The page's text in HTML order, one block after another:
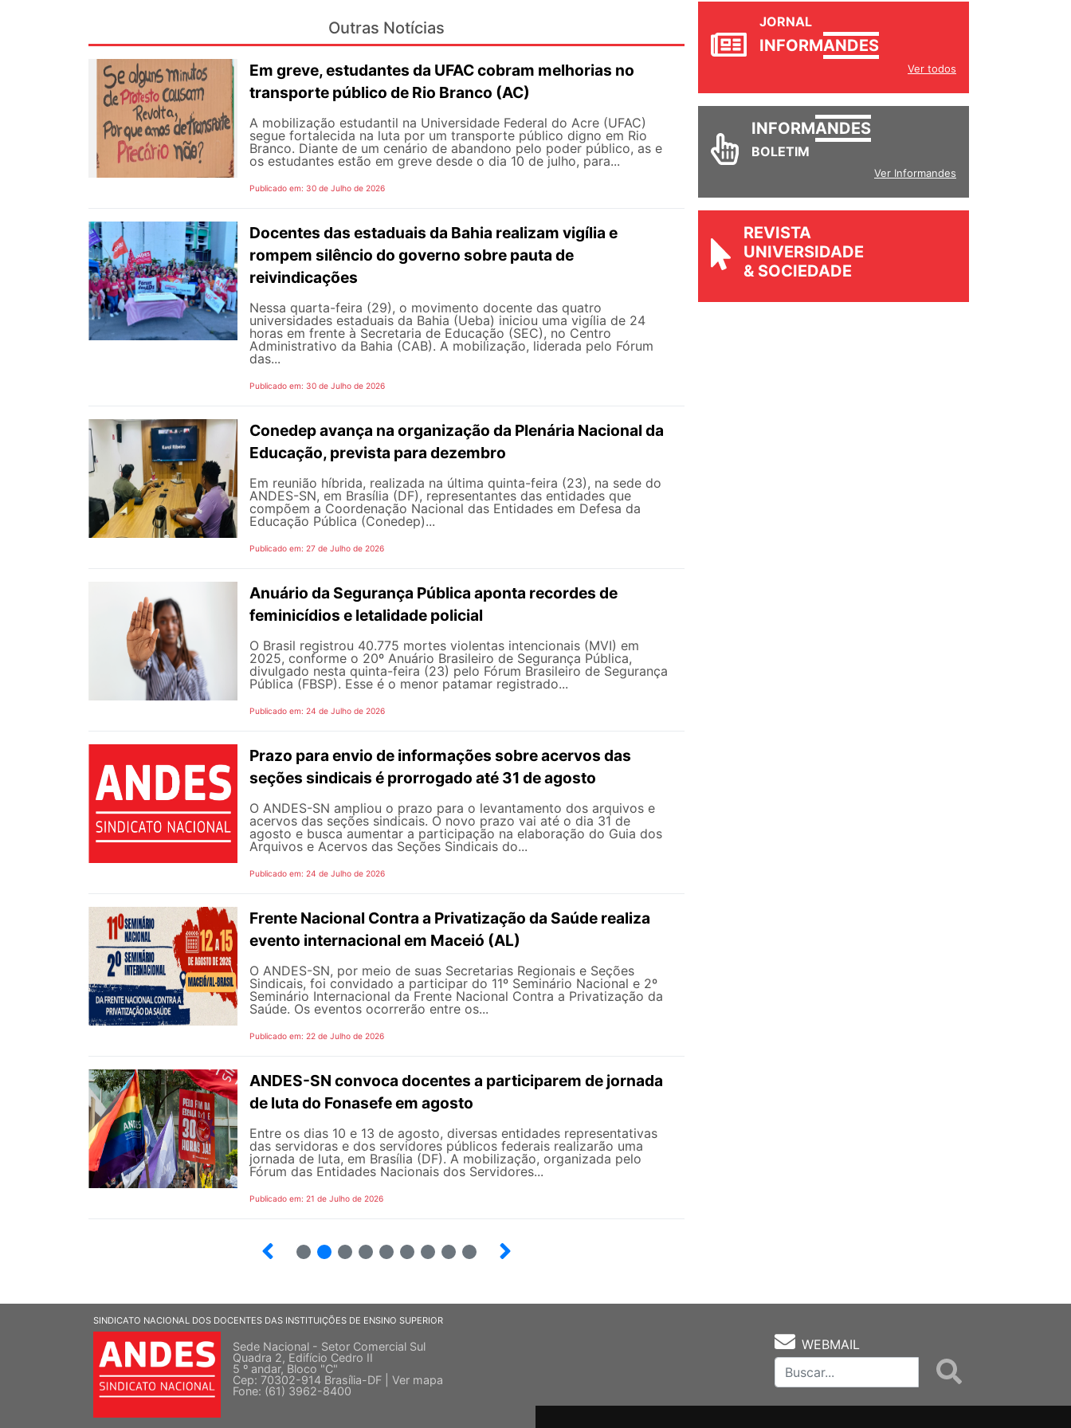
Outras Notícias
Em greve, estudantes da UFAC cobram melhorias no
transporte público de Rio Branco (AC)
A mobilização estudantil na Universidade Federal do Acre (UFAC)
segue fortalecida na luta por um transporte público digno em Rio
Branco. Diante de um cenário de abandono pelo poder público, as e
os estudantes estão em greve desde o dia 10 de julho, para...
Publicado em: 30 de Julho de 2026
Docentes das estaduais da Bahia realizam vigília e
rompem silêncio do governo sobre pauta de
reivindicações
Nessa quarta-feira (29), o movimento docente das quatro
universidades estaduais da Bahia (Ueba) iniciou uma vigília de 24
horas em frente à Secretaria de Educação (SEC), no Centro
Administrativo da Bahia (CAB). A mobilização, liderada pelo Fórum
das...
Publicado em: 30 de Julho de 2026
Conedep avança na organização da Plenária Nacional da
Educação, prevista para dezembro
Em reunião híbrida, realizada na última quinta-feira (23), na sede do
ANDES-SN, em Brasília (DF), representantes das entidades que
compõem a Coordenação Nacional das Entidades em Defesa da
Educação Pública (Conedep)...
Publicado em: 27 de Julho de 2026
Anuário da Segurança Pública aponta recordes de
feminicídios e letalidade policial
O Brasil registrou 40.775 mortes violentas intencionais (MVI) em
2025, conforme o 20º Anuário Brasileiro de Segurança Pública,
divulgado nesta quinta-feira (23) pelo Fórum Brasileiro de Segurança
Pública (FBSP). Esse é o menor patamar registrado...
Publicado em: 24 de Julho de 2026
Prazo para envio de informações sobre acervos das
seções sindicais é prorrogado até 31 de agosto
O ANDES-SN ampliou o prazo para o levantamento dos arquivos e
acervos das seções sindicais. O novo prazo vai até o dia 31 de
agosto e busca aumentar a participação na elaboração do Guia dos
Arquivos e Acervos das Seções Sindicais do...
Publicado em: 24 de Julho de 2026
Frente Nacional Contra a Privatização da Saúde realiza
evento internacional em Maceió (AL)
O ANDES-SN, por meio de suas Secretarias Regionais e Seções
Sindicais, foi convidado a participar do 11º Seminário Nacional e 2º
Seminário Internacional da Frente Nacional Contra a Privatização da
Saúde. Os eventos ocorrerão entre os...
Publicado em: 22 de Julho de 2026
ANDES-SN convoca docentes a participarem de jornada
de luta do Fonasefe em agosto
Entre os dias 10 e 13 de agosto, diversas entidades representativas
das servidoras e dos servidores públicos federais realizarão uma
jornada de luta, em Brasília (DF). A mobilização, organizada pelo
Fórum das Entidades Nacionais dos Servidores...
Publicado em: 21 de Julho de 2026
JORNAL
INFORMANDES
Ver todos
INFORMANDES
BOLETIM
Ver Informandes
REVISTA
UNIVERSIDADE
& SOCIEDADE
SINDICATO NACIONAL DOS DOCENTES DAS INSTITUIÇÕES DE ENSINO SUPERIOR
Sede Nacional - Setor Comercial Sul
Quadra 2, Edifício Cedro II
5 º andar, Bloco "C"
Cep: 70302-914 Brasília-DF | Ver mapa
Fone: (61) 3962-8400
WEBMAIL